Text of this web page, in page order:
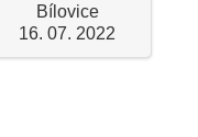
Bílovice
16. 07. 2022